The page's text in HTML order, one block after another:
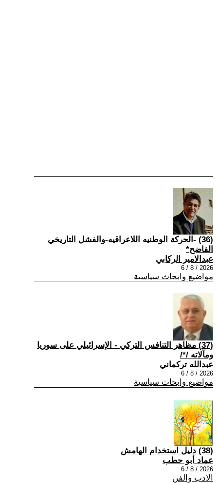
(36) -الحركة الوطنيه اللاعراقيه-والفشل التاريخي
الفاضح*
عبدالامير الركابي
2026 / 8 / 6
مواضيع وابحاث سياسية
(37) مظاهر التنافس التركي - الإسرائيلي على سوريا
ومآلاته /*/
عبدالله تركماني
2026 / 8 / 6
مواضيع وابحاث سياسية
(38) دليل استخدام الهامش
عماد أبو حطب
2026 / 8 / 6
الادب والفن